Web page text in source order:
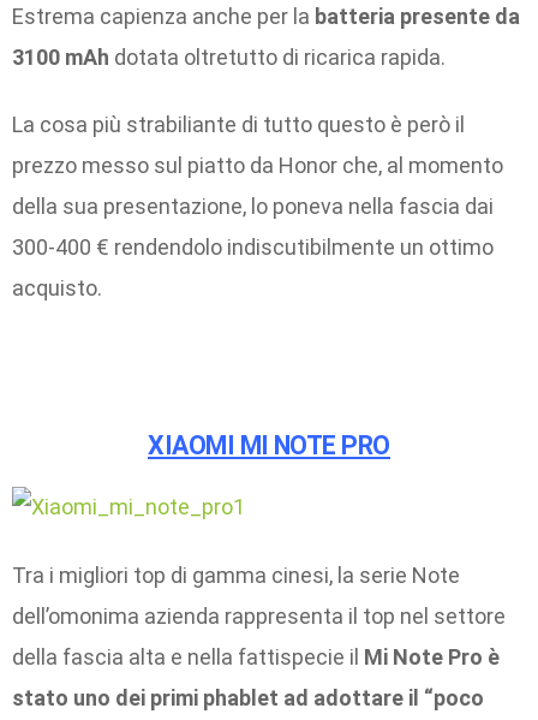
Estrema capienza anche per la batteria presente da
3100 mAh dotata oltretutto di ricarica rapida.
La cosa più strabiliante di tutto questo è però il
prezzo messo sul piatto da Honor che, al momento
della sua presentazione, lo poneva nella fascia dai
300-400 € rendendolo indiscutibilmente un ottimo
acquisto.
XIAOMI MI NOTE PRO
Tra i migliori top di gamma cinesi, la serie Note
dell’omonima azienda rappresenta il top nel settore
della fascia alta e nella fattispecie il Mi Note Pro è
stato uno dei primi phablet ad adottare il “poco